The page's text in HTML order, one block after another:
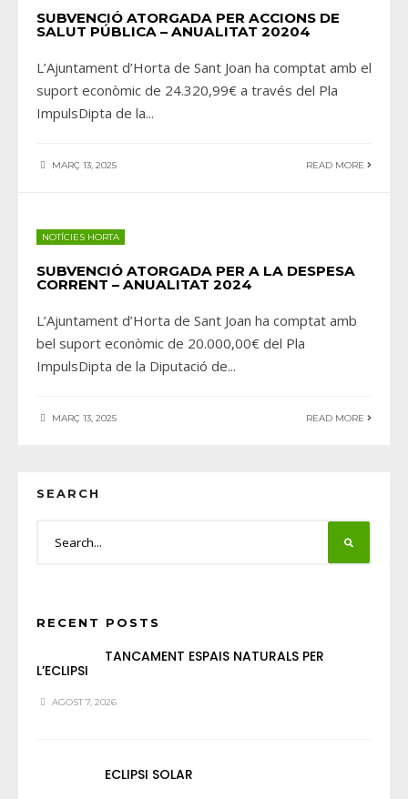
SUBVENCIÓ ATORGADA PER ACCIONS DE
SALUT PÚBLICA – ANUALITAT 20204
L’Ajuntament d’Horta de Sant Joan ha comptat amb el
suport econòmic de 24.320,99€ a través del Pla
ImpulsDipta de la...
MARÇ 13, 2025 READ MORE
NOTÍCIES HORTA
SUBVENCIÓ ATORGADA PER A LA DESPESA
CORRENT – ANUALITAT 2024
L’Ajuntament d’Horta de Sant Joan ha comptat amb
bel suport econòmic de 20.000,00€ del Pla
ImpulsDipta de la Diputació de...
MARÇ 13, 2025 READ MORE
SEARCH
RECENT POSTS
TANCAMENT ESPAIS NATURALS PER
L’ECLIPSI
AGOST 7, 2026
ECLIPSI SOLAR